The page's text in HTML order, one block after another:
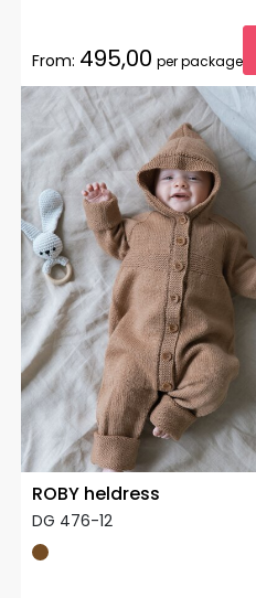
From: 495,00 per package
ROBY heldress
DG 476-12